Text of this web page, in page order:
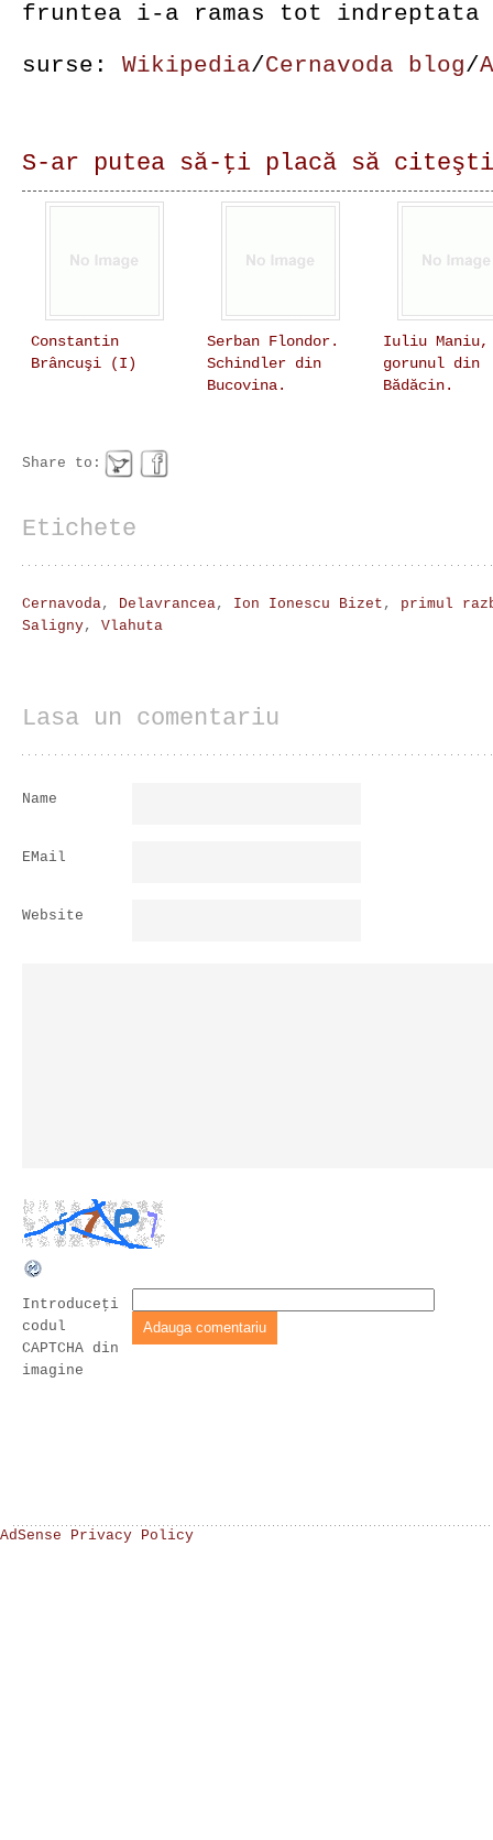
fruntea i-a ramas tot indreptata
surse: Wikipedia/Cernavoda blog/
S-ar putea să-ţi placă să
Constantin
Brâncuşi (I)
Serban Flondor.
Schindler din
Bucovina.
Iuliu Maniu,
gorunul din
Bădăcin.
Share to:
Etichete
Cernavoda, Delavrancea, Ion Ionescu Bizet , primul
Saligny, Vlahuta
Lasa un comentariu
Name
EMail
Website
Introduceţi
codul
CAPTCHA din
imagine
AdSense Privacy Policy